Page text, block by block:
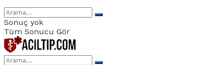
Sonuç yok
Tüm Sonucu Gör